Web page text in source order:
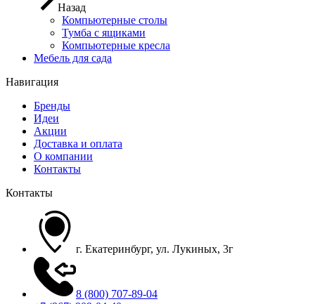
Назад
Компьютерные столы
Тумба с ящиками
Компьютерные кресла
Мебель для сада
Навигация
Бренды
Идеи
Акции
Доставка и оплата
О компании
Контакты
Контакты
г. Екатеринбург, ул. Лукиных, 3г
8 (800) 707-89-04